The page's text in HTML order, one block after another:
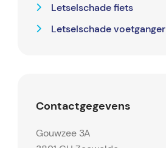
Letselschade fiets
Letselschade voetganger
Contactgegevens
Gouwzee 3A